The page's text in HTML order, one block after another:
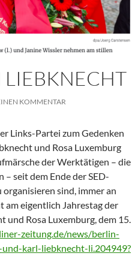
LIEBKNECHT
KOMMENTAR
Links-Partei zum Gedenken
und Rosa Luxemburg
der Werktätigen – die
– seit dem Ende der SED-
sind, immer an
am eigentlich Jahrestag der
und Rosa Luxemburg, dem 15.
zeitung.de/news/berlin-
karl-liebknecht-li.204949?